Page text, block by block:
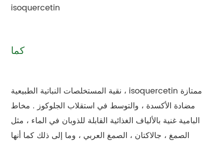
isoquercetin
كما
نقية المستخلصات النباتية الطبيعية ، isoquercetin ممتازة
مضادة الأكسدة ، والتوسط في استقلاب الجلوكوز . مخاط
البامية غنية بالألياف الغذائية القابلة للذوبان في الماء ، مثل
الصمغ ، جالاكتان ، الصمغ العربي ، وما إلى ذلك كما أنها